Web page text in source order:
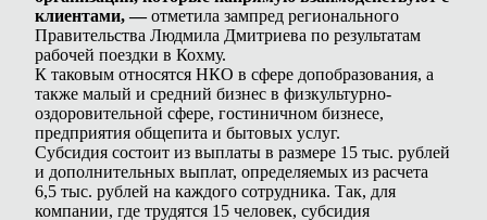
клиентами, —отметила зампред регионального
Правительства Людмила Дмитриева по результатам
рабочей поездки в Кохму.
К таковым относятся НКО в сфере допобразования, а
также малый и средний бизнес в физкультурно-
оздоровительной сфере, гостиничном бизнесе,
предприятия общепита и бытовых услуг.
Субсидия состоит из выплаты в размере 15 тыс. рублей
и дополнительных выплат, определяемых из расчета
6,5 тыс. рублей на каждого сотрудника. Так, для
компании, где трудятся 15 человек, субсидия